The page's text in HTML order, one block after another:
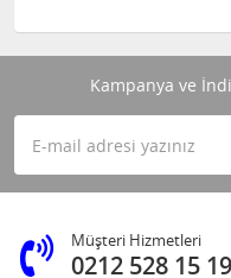
Kampanya ve
Müşteri Hizmetleri
0212 528 15 19